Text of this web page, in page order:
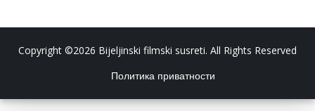
Copyright ©2026 Bijeljinski filmski susreti. All Rights Reserved
Политика приватности